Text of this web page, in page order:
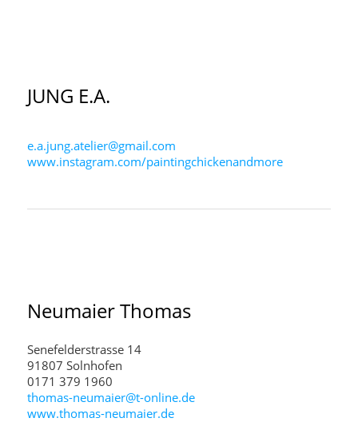
JUNG E.A.
e.a.jung.atelier@gmail.com
www.instagram.com/paintingchickenandmore
NeumaierThomas
Senefelderstrasse 14
91807 Solnhofen
0171 379 1960
thomas-neumaier@t-online.de
www.thomas-neumaier.de